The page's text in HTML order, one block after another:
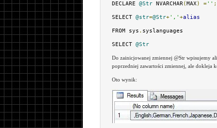
DECLARE @Str NVARCHAR(MAX) ='' ;
SELECT @str=@Str+',' +alias
FROM sys . syslanguages
SELECT @Str
Do zainicjowanej zmiennej @Str wpisujemy
poprzedniej zawartości zmiennej, ale dokleja
Oto wynik: